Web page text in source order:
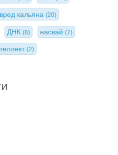
вред кальяна (20)
ДНК (8) насвай(7)
(2)